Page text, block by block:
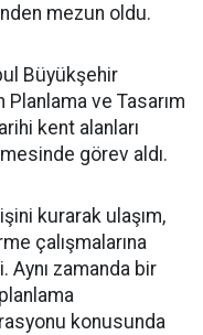
mezun oldu.
Büyükşehir
ve Tasarım
kent alanları
görev aldı.
kurarak ulaşım,
çalışmalarına
Aynı zamanda bir
konusunda